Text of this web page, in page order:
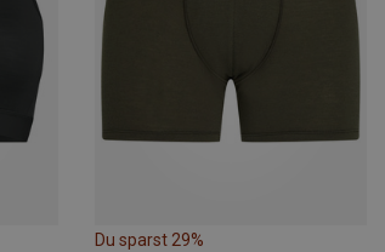
Du sparst 29%